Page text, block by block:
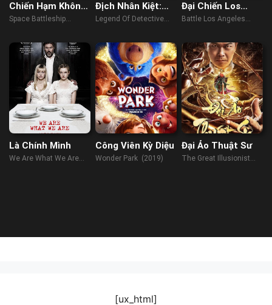
Chiến Hạm Không
Gian Tiramisu
Space Battleship
Địch Nhân Kiệt:
Vận Hà Kinh Long
Legend Of Detective
Đại Chiến Los
Angeles
Battle Los Angeles
Là Chính Mình
We Are What We Are
Công Viên Kỳ Diệu
Wonder Park (2019)
Đại Ảo Thuật Sư
The Great Illusionist